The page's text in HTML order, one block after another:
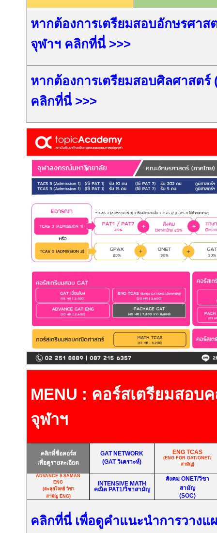
หากต้องการเตรียมสอบอักษรศา
จุฬาฯ คลิกที่นี่ >>>
หากต้องการเตรียมสอบศิลศาสตร์
คลิกที่นี่ >>>
MENU : คอร์สเตรียมสอบ
จุฬาฯ
คลิกที่ชื่อคอร์ส
เพื่อดูรายละเอียด
GAT NETWORK
(GAT วิเคราะห์)
ENG TCAS
(ENG FOR GAT/ONET/
สามัญ)
ADVANCE 9-SAMAN
ENG
(ตะลุยโจทย์ วิชา
สามัญENG)
INTENSIVE MATH
คณิต PAT1/วิชาสามัญ
สังคม ONET/วิชา
สามัญ
(SOC)
คลิกที่นี่ เพื่อดูคำแนะนำการวางแ